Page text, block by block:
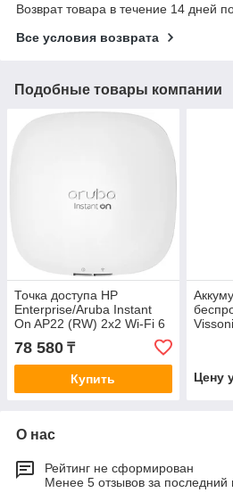
Возврат товара в течение 14 дней
Все условия возврата
Подобные товары компании
Точка доступа HP
Enterprise/Aruba Instant
On AP22 (RW) 2x2 Wi-Fi 6
Indoor Access Point
78 580 ₸
Купить Цену
О нас
Рейтинг не сформирован
Менее 5 отзывов за последний